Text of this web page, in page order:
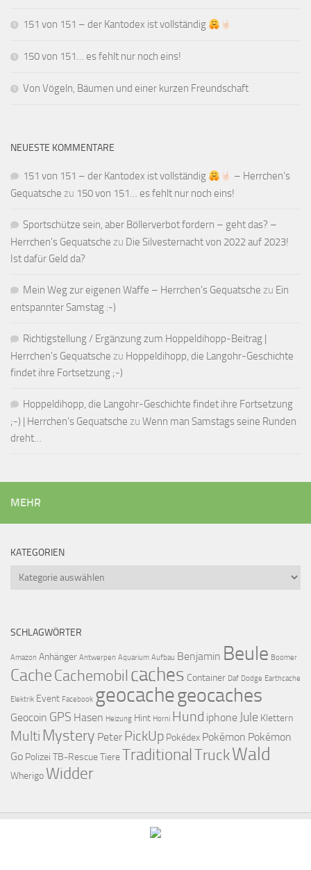
151 von 151 – der Kantodex ist vollständig
150 von 151… es fehlt nur noch eins!
Von Vögeln, Bäumen und einer kurzen Freundschaft
NEUESTE KOMMENTARE
151 von 151 – der Kantodex ist vollständig
– Herrchen's
Gequatsche zu 150 von 151… es fehlt nur noch eins!
Sportschütze sein, aber Böllerverbot fordern – geht das? –
Herrchen's Gequatsche zu Die Silvesternacht von 2022 auf 2023!
Ist dafür Geld da?
Mein Weg zur eigenen Waffe – Herrchen's Gequatsche zu Ein
entspannter Samstag :-)
Richtigstellung / Ergänzung zum Hoppeldihopp-Beitrag |
Herrchen's Gequatsche zu Hoppeldihopp, die Langohr-Geschichte
findet ihre Fortsetzung ;-)
Hoppeldihopp, die Langohr-Geschichte findet ihre Fortsetzung
;-) | Herrchen's Gequatsche zu Wenn man Samstags seine Runden
dreht…
MEHR
KATEGORIEN
Kategorien
SCHLAGWÖRTER
Amazon Anhänger Antwerpen Aquarium Aufbau Benjamin Beule Boomer
CacheCachemobil caches Container Daf Dodge Earthcache
Elektrik Event Facebook geocachegeocaches
Geocoin GPS Hasen Heizung Hint Horni Hund iphone Jule Klettern
Multi Mystery Peter PickUp Pokédex Pokémon Pokémon
Go Polizei TB-RescueTiereTraditional TruckWald
Wherigo Widder